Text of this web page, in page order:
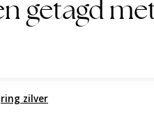
getagd
ring zilver